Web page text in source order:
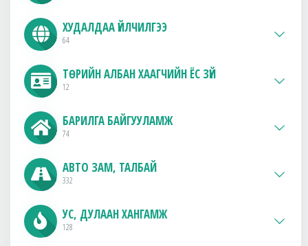
ХУДАЛДАА ҮЙЛЧИЛГЭЭ
64
ТӨРИЙН АЛБАН ХААГЧИЙН ЁС ЗҮЙ
12
БАРИЛГА БАЙГУУЛАМЖ
74
АВТО ЗАМ, ТАЛБАЙ
332
УС, ДУЛААН ХАНГАМЖ
128